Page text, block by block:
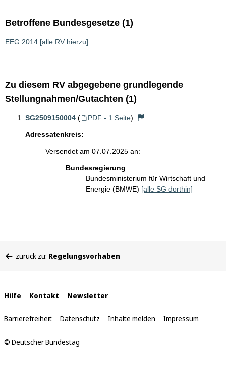
Betroffene Bundesgesetze (1)
EEG 2014 [alle RV hierzu]
Zu diesem RV abgegebene grundlegende
Stellungnahmen/Gutachten (1)
SG2509150004 ( PDF - 1 Seite)
Adressatenkreis:
Versendet am 07.07.2025 an:
Bundesregierung
Bundesministerium für Wirtschaft und
Energie (BMWE) [alle SG dorthin]
befinden
zurück zu: Regelungsvorhaben
Interne
Links
Hilfe Kontakt Newsletter
Barrierefreiheit Datenschutz Inhalte melden Impressum
© Deutscher Bundestag